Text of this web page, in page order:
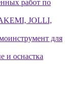
работ по
JOLLI,
для
и оснастка